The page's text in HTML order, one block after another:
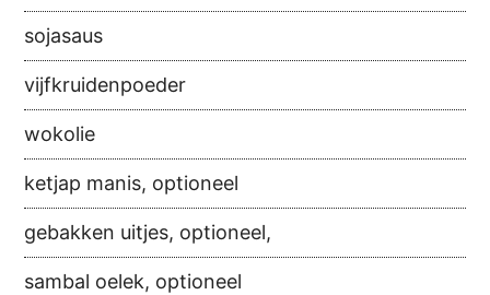
sojasaus
vijfkruidenpoeder
wokolie
ketjap manis, optioneel
gebakken uitjes, optioneel,
sambal oelek, optioneel